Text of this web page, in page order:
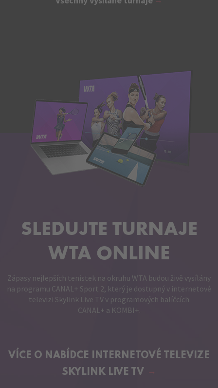
SLEDUJTE TURNAJE
WTA ONLINE
Zápasy nejlepších tenistek na okruhu WTA budou živě vysílány
na programu CANAL+ Sport 2, který je dostupný v internetové
televizi Skylink Live TV v programových balíčcích
CANAL+ a KOMBI+.
VÍCE O NABÍDCE INTERNETOVÉ TELEVIZE
SKYLINK LIVE TV